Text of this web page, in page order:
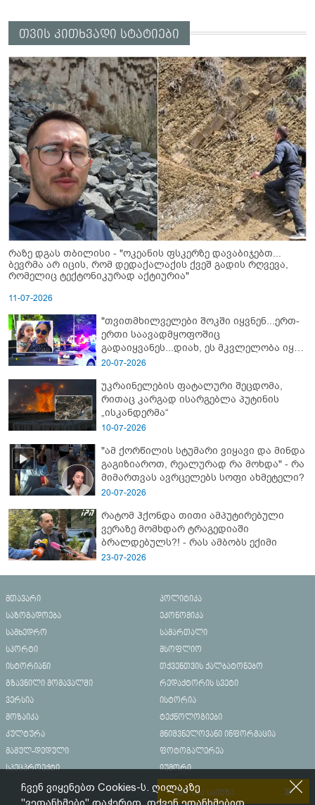
თვის კითხვადი სტატიები
რაზე დგას თბილისი - "ოკეანის ფსკერზე დავაბიჯებთ...
ბევრმა არ იცის, რომ დედაქალაქის ქვეშ გადის რღვევა,
რომელიც ტექტონიკურად აქტიურია"
11-07-2026
"თვითმხილველები შოკში იყვნენ...ერთ-
ერთი საავადმყოფოშიც
გადაიყვანეს...დიახ, ეს მკვლელობა იყო"
- გორში დატრიალებული ტრაგედიის
20-07-2026
უკრაინელების ფატალური შეცდომა,
რითაც კარგად ისარგებლა პუტინის
„ისკანდერმა“
10-07-2026
"ამ ქორწილის სტუმარი ვიყავი და მინდა
გაგიზიაროთ, რეალურად რა მოხდა" - რა
მიმართვას ავრცელებს სოფი ახმეტელი?
20-07-2026
რატომ ჰქონდა თითი ამპუტირებული
ვერაზე მომხდარ ტრაგედიაში
ბრალდებულს?! - რას ამბობს ექიმი
23-07-2026
მთავარი
პოლიტიკა
საზოგადოება
ეკონომიკა
სამხედრო
სამართალი
სპორტი
მსოფლიო
ისტორიანი
თქვენთვის ქალბატონებო
გზავნილი მომავალში
რედაქტორის სვეტი
ვერსია
ისტორია
მოზაიკა
ტექნოლოგიები
კულტურა
მნიშვნელოვანი ინფორმაცია
მამულ-დედული
ფოტოგალერეა
სპეცპროექტი
იუმორი
რეკლამა საიტზე
ჩვენ ვიყენებთ Cookies-ს. ღილაკზე
"ვეთანხმები" დაჭერით, თქვენ ეთანხმებით